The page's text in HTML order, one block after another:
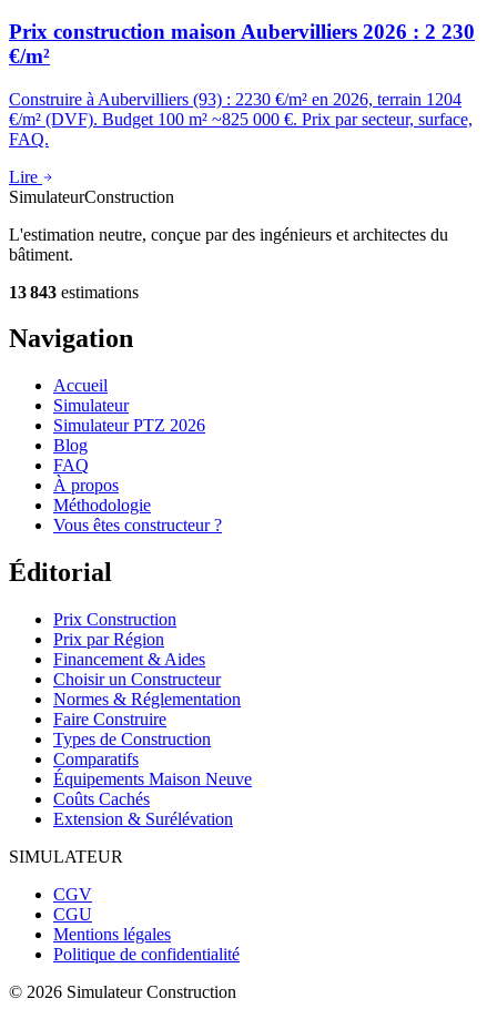
Prix construction maison Aubervilliers 2026 : 2 230
€/m²
Construire à Aubervilliers (93) : 2230 €/m² en 2026, terrain 1204
€/m² (DVF). Budget 100 m² ~825 000 €. Prix par secteur, surface,
FAQ.
Lire
SimulateurConstruction
L'estimation neutre, conçue par des ingénieurs et architectes du
bâtiment.
13 843 estimations
Navigation
Accueil
Simulateur
Simulateur PTZ 2026
Blog
FAQ
À propos
Méthodologie
Vous êtes constructeur ?
Éditorial
Prix Construction
Prix par Région
Financement & Aides
Choisir un Constructeur
Normes & Réglementation
Faire Construire
Types de Construction
Comparatifs
Équipements Maison Neuve
Coûts Cachés
Extension & Surélévation
SIMULATEUR
CGV
CGU
Mentions légales
Politique de confidentialité
© 2026 Simulateur Construction